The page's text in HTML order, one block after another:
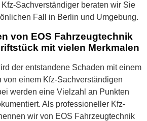
Sachverständiger beraten wir Sie
Fall in Berlin und Umgebung.
von EOS Fahrzeugtechnik
mit vielen Merkmalen
der entstandene Schaden mit einem
von einem Kfz-Sachverständigen
werden eine Vielzahl an Punkten
Als professioneller Kfz-
wir von EOS Fahrzeugtechnik